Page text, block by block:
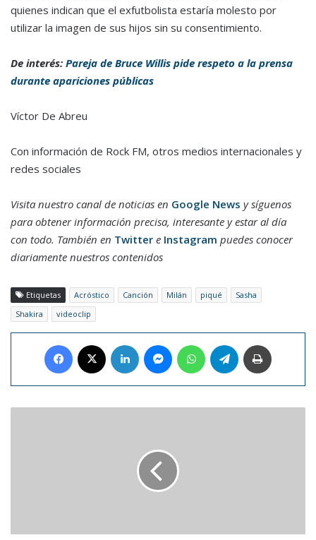
quienes indican que el exfutbolista estaría molesto por
utilizar la imagen de sus hijos sin su consentimiento.
De interés: Pareja de Bruce Willis pide respeto a la prensa
durante apariciones públicas
Víctor De Abreu
Con información de Rock FM, otros medios internacionales y
redes sociales
Visita nuestro canal de noticias en Google News y síguenos
para obtener información precisa, interesante y estar al día
con todo. También en Twitter e Instagram puedes conocer
diariamente nuestros contenidos
Etiquetas Acróstico Canción Milán piqué
Sasha
Shakira
videoclip
Facebook LinkedIn MessengerWhatsAppTelegram